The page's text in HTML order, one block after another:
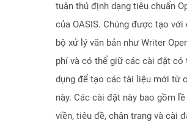
tuân thủ định dạng tiêu chuẩn
của OASIS. Chúng được tạo với
bộ xử lý văn bản như Writer
phí và có thể giữ các cài đặt
dụng để tạo các tài liệu mới từ
này. Các cài đặt này bao gồm
viền, tiêu đề, chân trang và cài